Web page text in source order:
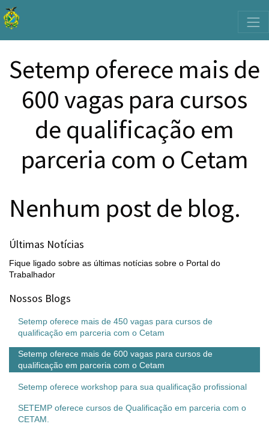
Setemp oferece mais de
600 vagas para cursos
de qualificação em
parceria com o Cetam
Nenhum post de blog.
Últimas Notícias
Fique ligado sobre as últimas notícias sobre o Portal do
Trabalhador
Nossos Blogs
Setemp oferece mais de 450 vagas para cursos de
qualificação em parceria com o Cetam
Setemp oferece mais de 600 vagas para cursos de
qualificação em parceria com o Cetam
Setemp oferece workshop para sua qualificação profissional
SETEMP oferece cursos de Qualificação em parceria com o
CETAM.